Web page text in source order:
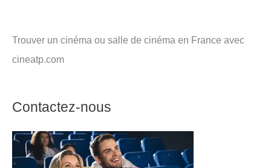
Trouver un cinéma ou salle de cinéma en France avec
cineatp.com
Contactez-nous